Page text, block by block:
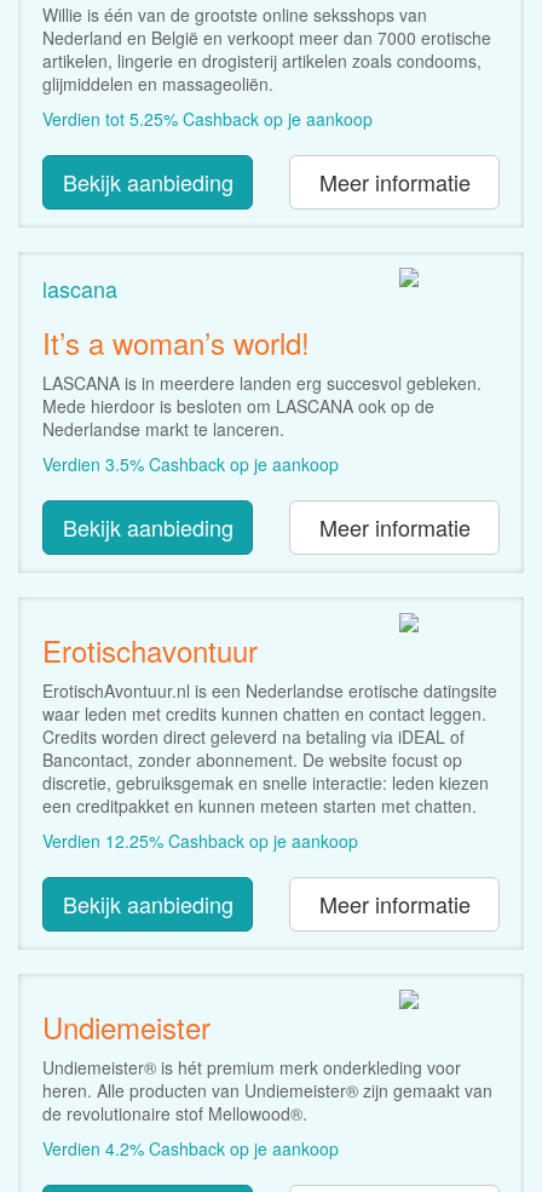
Willie is één van de grootste online seksshops van
Nederland en België en verkoopt meer dan 7000 erotische
artikelen, lingerie en drogisterij artikelen zoals condooms,
glijmiddelen en massageoliën.
Verdien tot 5.25% Cashback op je aankoop
Bekijk aanbieding Meer informatie
lascana
It’s a woman’s world!
LASCANA is in meerdere landen erg succesvol gebleken.
Mede hierdoor is besloten om LASCANA ook op de
Nederlandse markt te lanceren.
Verdien 3.5% Cashback op je aankoop
Bekijk aanbieding Meer informatie
Erotischavontuur
ErotischAvontuur.nl is een Nederlandse erotische datingsite
waar leden met credits kunnen chatten en contact leggen.
Credits worden direct geleverd na betaling via iDEAL of
Bancontact, zonder abonnement. De website focust op
discretie, gebruiksgemak en snelle interactie: leden kiezen
een creditpakket en kunnen meteen starten met chatten.
Verdien 12.25% Cashback op je aankoop
Bekijk aanbieding Meer informatie
Undiemeister
Undiemeister® is hét premium merk onderkleding voor
heren. Alle producten van Undiemeister® zijn gemaakt van
de revolutionaire stof Mellowood®.
Verdien 4.2% Cashback op je aankoop